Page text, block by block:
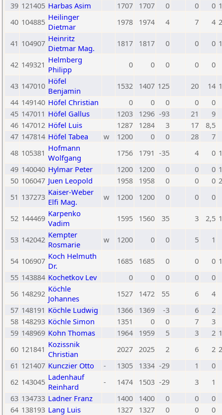
39 121405 Harbas Asim 1707 1707 0 0 0
40 104885 Heilinger
Dietmar
1978 1974 4 7 4
41 104907 Heinritz
Dietmar Mag.
1817 1817 0 0 0
42 149321 Helmberg
Philipp
0 0 0 0 0
43 147010 Höfel
Benjamin
1532 1407 125 20 14
44 149140 Höfel Christian 0 0 0 0
0
45 147011 Höfel Gallus 1203 1296 -93 21
9
46 147012 Höfel Luis 1287 1284 3 17
8,5
47 147814 Höfel Tabea w 1200 0 0 28
7
48 105381 Hofmann
Wolfgang
1756 1791 -35 4 0
49 140040 Hylmar Peter 1200 1200 0 0 0
50 106047 Juen Leopold 1958 1958 0 0 0
51 137273 Kaiser-Weber
Elfi Mag.
w 1200 1200 0 0 0
52 144469 Karpenko
Vadim
1595 1560 35 3 2,5
53 142042 Kempter
Rosmarie
w 1200 0 0 5 1
54 106907 Koch Helmuth
Dr.
1685 1685 0 0 0
55 143884 Kochetkov Lev 0 0 0 0
0
56 148292 Köchle
Johannes
1527 1472 55 6
4
57 148191 Köchle Ludwig 1366 1369 -3 6
2
58 148293 Köchle Simon 1351 0 0 7
3
59 148969 Kohn Thomas 1964 1959 5 3 2
60 121841 Kozissnik
Christian
2027 2025 2 6 2
61 121407 Kunczier Otto - 1305 1334 -29 1
0
62 143045 Ladenhauf
Reinhard
- 1474 1503 -29 3
1
63 134733 Ladner Franz 1400 1400 0 0
0
64 138193 Lang Luis 1327 1327 0 0
0